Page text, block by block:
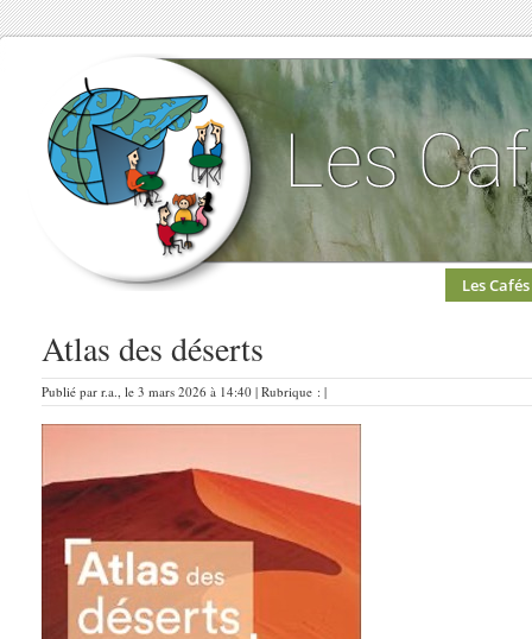
Les Cafés
Atlas des déserts
Publié par r.a., le 3 mars 2026 à 14:40 | Rubrique : |